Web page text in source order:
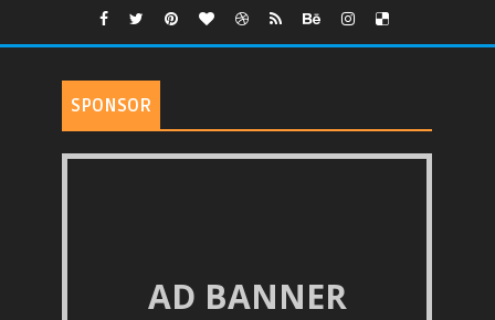
SPONSOR
AD BANNER